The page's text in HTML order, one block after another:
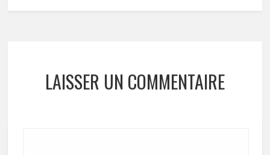
LAISSER UN COMMENTAIRE